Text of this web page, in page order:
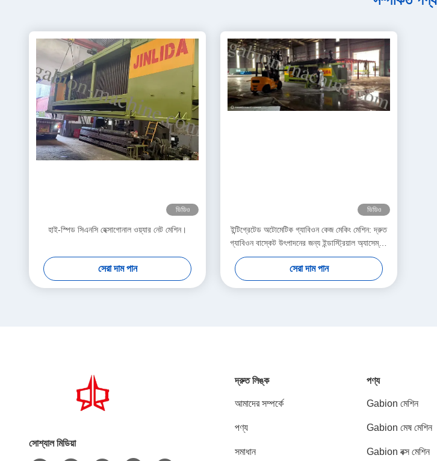
ভিডিও
হাই-স্পিড সিএনসি হেক্সাগোনাল ওয়্যার নেট মেশিন।
সেরা দাম পান
ভিডিও
ইন্টিগ্রেটেড অটোমেটিক গ্যাবিওন কেজ মেকিং মেশিন: দ্রুত
গ্যাবিওন বাস্কেট উৎপাদনের জন্য ইন্ডাস্ট্রিয়াল অ্যাসেম্বলি
লাইন
সেরা দাম পান
সোশ্যাল মিডিয়া
দ্রুত লিঙ্ক
আমাদের সম্পর্কে
পণ্য
সমাধান
পণ্য
Gabion মেশিন
Gabion মেষ মেশিন
Gabion বক্স মেশিন